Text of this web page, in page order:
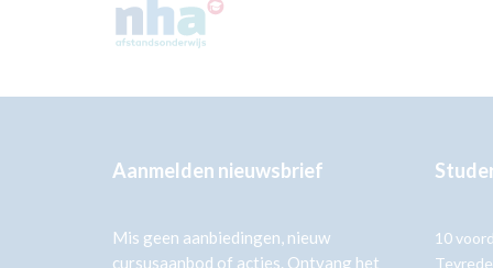
Aanmelden nieuwsbrief
Mis geen aanbiedingen, nieuw
cursusaanbod of acties. Ontvang het
10